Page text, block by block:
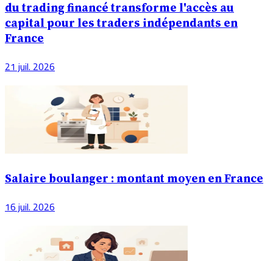
du trading financé transforme l'accès au
capital pour les traders indépendants en
France
21 juil. 2026
Salaire boulanger : montant moyen en France
16 juil. 2026